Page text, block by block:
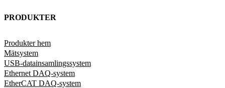
PRODUKTER
Produkter hem
Mätsystem
USB-datainsamlingssystem
Ethernet DAQ-system
EtherCAT DAQ-system